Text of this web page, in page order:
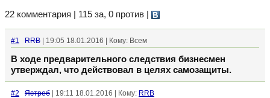
22 комментария | 115 за, 0 против
#1 RRB | 19:05 18.01.2016 | Кому: Всем
В ходе предварительного следствия бизнесмен
утверждал, что действовал в целях самозащиты.
#2 Ястреб | 19:11 18.01.2016 | Кому: RRB